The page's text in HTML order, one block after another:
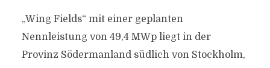
„Wing Fields“ mit einer geplanten
Nennleistung von 49,4 MWp liegt in der
Provinz Södermanland südlich von Stockholm,